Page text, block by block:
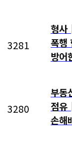
3281
형사
폭행
방어
3280
부동
점유
손해